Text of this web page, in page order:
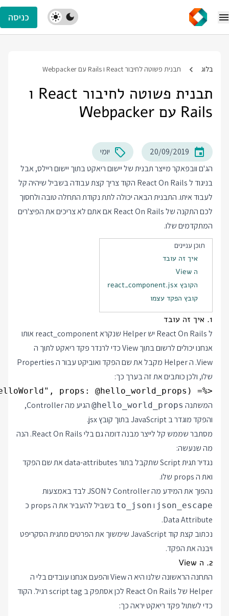
כניסה
בלוג תבנית פשוטה לחיבור React ו Rails עם Webpacker
תבנית פשוטה לחיבור React ו
Rails עם Webpacker
20/09/2019
יומי
הג'ם וובפאקר מייצר תבנית של יישום ריאקט בתוך יישום ריילס, אבל
בניגוד ל React On Rails הקוד צריך קצת עבודה בשביל שיהיה קל
לעבוד איתו. התבנית הבאה יכולה לתת נקודת התחלה טובה ולחסוך
לכם התקנה של React On Rails אם אתם לא צריכים את הפיצ'רים
המתקדמים שלו.
תוכן עניינים
איך זה עובד
ה View
הקובץ react_component.jsx
קובץ הפקד עצמו
1. איך זה עובד
ל React On Rails יש Helper שנקרא react_component אותו
אנחנו יכולים לרשום בתוך View כדי לרנדר פקד ריאקט לתוך ה
View. ה Helper מקבל את שם הפקד ואוביקט עבור ה Properties
שלו, ולכן כותבים את זה בערך כך:
<%= react_component("HelloWorld", props: @hello_world_props) %>
המשתנה @hello_world_props
הגיע מה Controller,
והפקד מוגדר ב JavaScript בתוך קובץ jsx.
מסתבר שממש קל לייצר מבנה דומה גם בלי React On Rails. הנה
מה שנעשה:
נגדיר תגית Script שתקבל בתור data-attributes את שם הפקד
ואת ה props שלו.
נהפוך את המידע מה Controller ל JSON לבד באמצעות
json_escape ו to_json
בשביל להעביר את ה props כ
Data Attribute.
נכתוב קצת קוד JavaScript שימשוך את הפרטים מתגית הסקריפט
ויבנה את הפקד.
2. ה View
התחנה הראשונה שלנו היא ה View והפעם אנחנו עובדים בלי ה
Helper של React On Rails לכן אסתפק ב script tag רגיל. הקוד
כדי לשתול פקד ריאקט יראה כך: